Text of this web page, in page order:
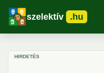
szelektív .hu
HIRDETÉS